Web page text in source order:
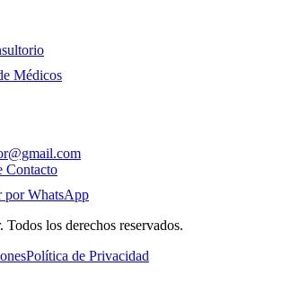
Médicos
Contacto
por WhatsApp
Todos los derechos reservados.
Política de Privacidad